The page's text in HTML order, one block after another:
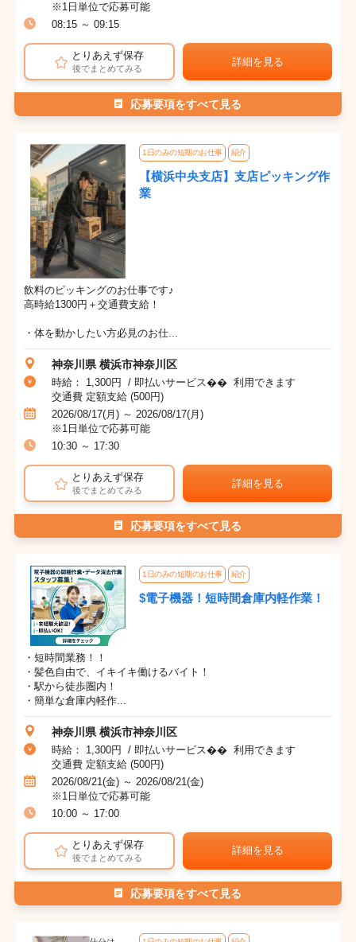
※1日単位で応募可能
08:15 ～ 09:15
とりあえず保存
後でまとめてみる
詳細を見る
応募要項をすべて見る
1日のみの短期のお仕事 紹介
【横浜中央支店】支店ピッキング作
業
飲料のピッキングのお仕事です♪
高時給1300円＋交通費支給！
・体を動かしたい方必見のお仕...
神奈川県 横浜市神奈川区
時給： 1,300円 / 即払いサービス�� 利用できます
交通費 定額支給 (500円)
2026/08/17(月) ～ 2026/08/17(月)
※1日単位で応募可能
10:30 ～ 17:30
とりあえず保存
後でまとめてみる
詳細を見る
応募要項をすべて見る
1日のみの短期のお仕事 紹介
$電子機器！短時間倉庫内軽作業！
・短時間業務！！
・髪色自由で、イキイキ働けるバイト！
・駅から徒歩圏内！
・簡単な倉庫内軽作...
神奈川県 横浜市神奈川区
時給： 1,300円 / 即払いサービス�� 利用できます
交通費 定額支給 (500円)
2026/08/21(金) ～ 2026/08/21(金)
※1日単位で応募可能
10:00 ～ 17:00
とりあえず保存
後でまとめてみる
詳細を見る
応募要項をすべて見る